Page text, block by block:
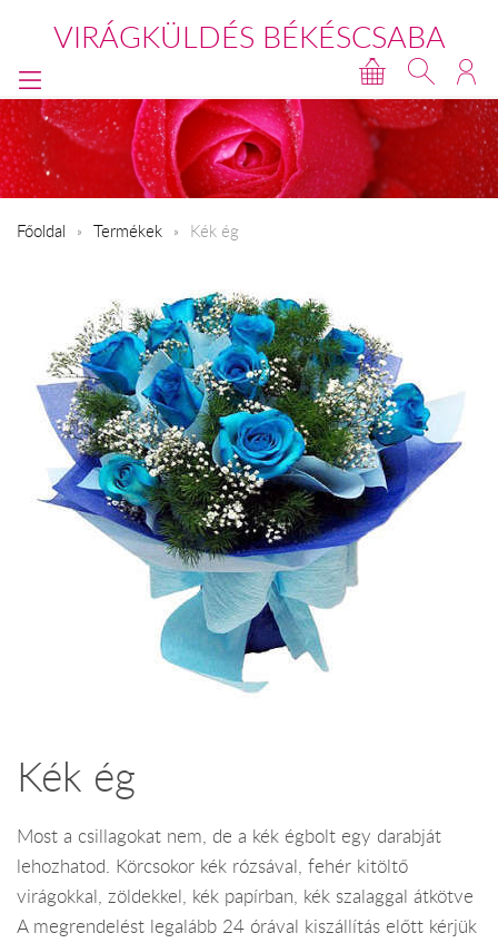
VIRÁGKÜLDÉS BÉKÉSCSABA
Főoldal Termékek Kék ég
Kék ég
Most a csillagokat nem, de a kék égbolt egy darabját
lehozhatod. Körcsokor kék rózsával, fehér kitöltő
virágokkal, zöldekkel, kék papírban, kék szalaggal átkötve
A megrendelést legalább 24 órával kiszállítás előtt kérjük